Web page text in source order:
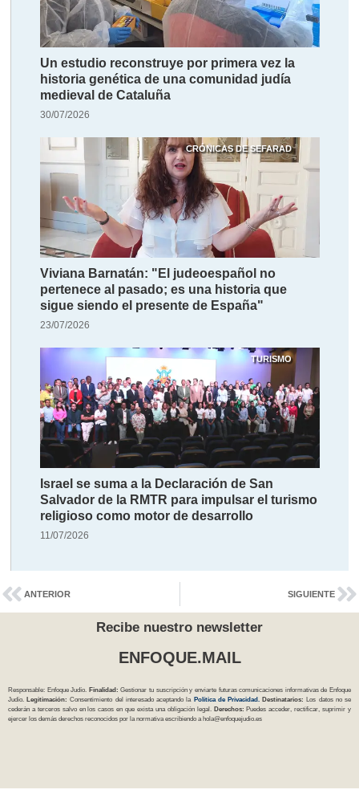
Un estudio reconstruye por primera vez la
historia genética de una comunidad judía
medieval de Cataluña
30/07/2026
CRÓNICAS DE SEFARAD
Viviana Barnatán: "El judeoespañol no
pertenece al pasado; es una historia que
sigue siendo el presente de España"
23/07/2026
TURISMO
Israel se suma a la Declaración de San
Salvador de la RMTR para impulsar el turismo
religioso como motor de desarrollo
11/07/2026
ANTERIOR SIGUIENTE
Recibe nuestro newsletter
ENFOQUE.MAIL
Responsable: Enfoque Judío. Finalidad: Gestionar tu suscripción y enviarte futuras comunicaciones informativas de Enfoque
Judío.
Legitimación: Consentimiento del interesado aceptando la Política de Privacidad Destinatarios:
Los datos no se
cederán a terceros salvo en los casos en que exista una obligación legal.
Derechos: Puedes acceder, rectificar, suprimir y
ejercer los demás derechos reconocidos por la normativa escribiendo a hola@enfoquejudio.es